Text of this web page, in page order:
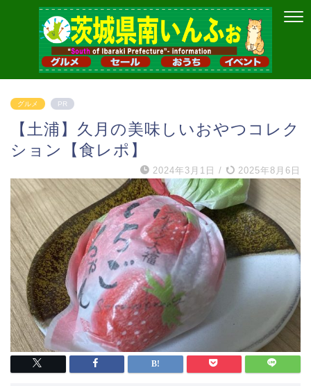
グルメ PR
【土浦】久月の美味しいおやつコレク
ション【食レポ】
2024年3月1日 / 2025年8月6日